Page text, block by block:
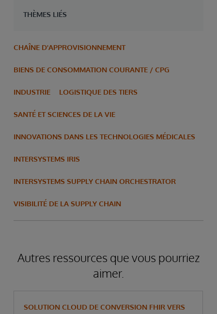
THÈMES LIÉS
CHAÎNE D'APPROVISIONNEMENT
BIENS DE CONSOMMATION COURANTE / CPG
INDUSTRIE LOGISTIQUE DES TIERS
SANTÉ ET SCIENCES DE LA VIE
INNOVATIONS DANS LES TECHNOLOGIES MÉDICALES
INTERSYSTEMS IRIS
INTERSYSTEMS SUPPLY CHAIN ORCHESTRATOR
VISIBILITÉ DE LA SUPPLY CHAIN
Autres ressources que vous pourriez
aimer.
SOLUTION CLOUD DE CONVERSION FHIR VERS